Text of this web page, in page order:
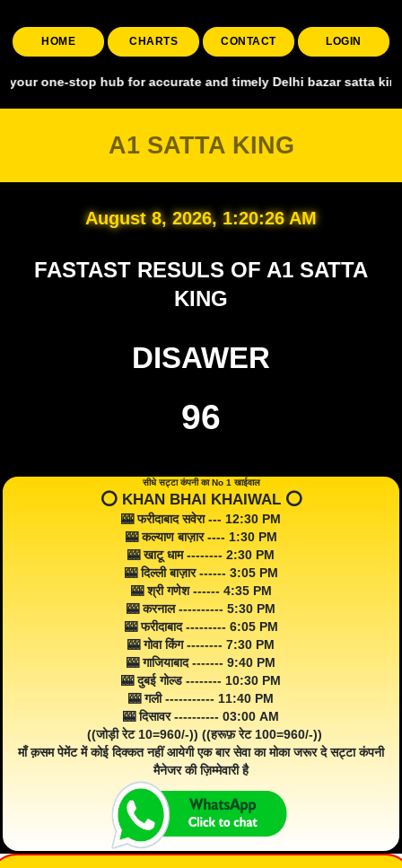
HOME CHARTS CONTACT LOGIN
hub for accurate and timely Delhi bazar satta king,
A1 SATTA KING
August 8, 2026, 1:20:27 AM
FASTAST RESULS OF A1 SATTA
KING
DISAWER
96
सीधे सट्टा कंपनी का No 1 खाईवाल
⭕️ KHAN BHAI KHAIWAL ⭕️
🎰 फरीदाबाद सवेरा --- 12:30 PM
🎰 कल्याण बाज़ार ---- 1:30 PM
🎰 खाटू धाम -------- 2:30 PM
🎰 दिल्ली बाज़ार ------ 3:05 PM
🎰 श्री गणेश ------ 4:35 PM
🎰 करनाल ---------- 5:30 PM
🎰 फरीदाबाद --------- 6:05 PM
🎰 गोवा किंग -------- 7:30 PM
🎰 गाजियाबाद ------- 9:40 PM
🎰 दुबई गोल्ड -------- 10:30 PM
🎰 गली ----------- 11:40 PM
🎰 दिसावर ---------- 03:00 AM
((जोड़ी रेट 10=960/-)) ((हरूफ़ रेट 100=960/-))
माँ क़सम पेमेंट में कोई दिक्कत नहीं आयेगी एक बार सेवा का मोका जरूर दे सट्टा कंपनी
मैनेजर की ज़िम्मेवारी है